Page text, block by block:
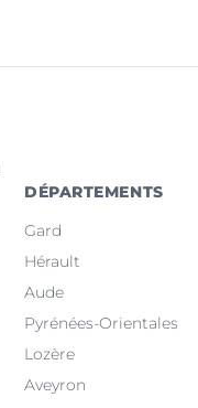
DÉPARTEMENTS
Gard
Hérault
Aude
Pyrénées-Orientales
Lozère
Aveyron